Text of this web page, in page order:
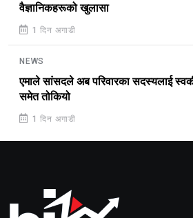
वैज्ञानिकहरूको खुलासा
1 दिन अगाडी
NEWS
एमाले सांसदले अब परिवारका सदस्यलाई
समेत तोकियो
1 दिन अगाडी